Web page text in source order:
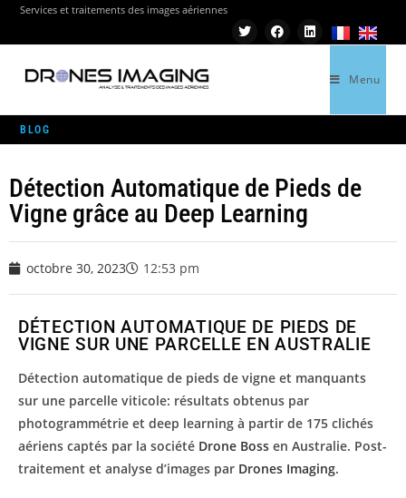
Services et traitements des images aériennes
Menu
BLOG
Détection Automatique de Pieds de
Vigne grâce au Deep Learning
octobre 30, 2023 12:53 pm
DÉTECTION AUTOMATIQUE DE PIEDS DE
VIGNE SUR UNE PARCELLE EN AUSTRALIE
Détection automatique de pieds de vigne et manquants
sur une parcelle viticole: résultats obtenus par
photogrammétrie et deep learning à partir de 175 clichés
aériens captés par la société Drone Boss en Australie. Post-
traitement et analyse d’images par Drones Imaging.